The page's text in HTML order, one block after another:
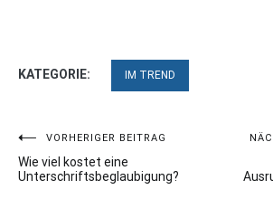
KATEGORIE: IM TREND
Beitragsnavigation
VORHERIGER BEITRAG
Wie viel kostet eine
Unterschriftsbeglaubigung?